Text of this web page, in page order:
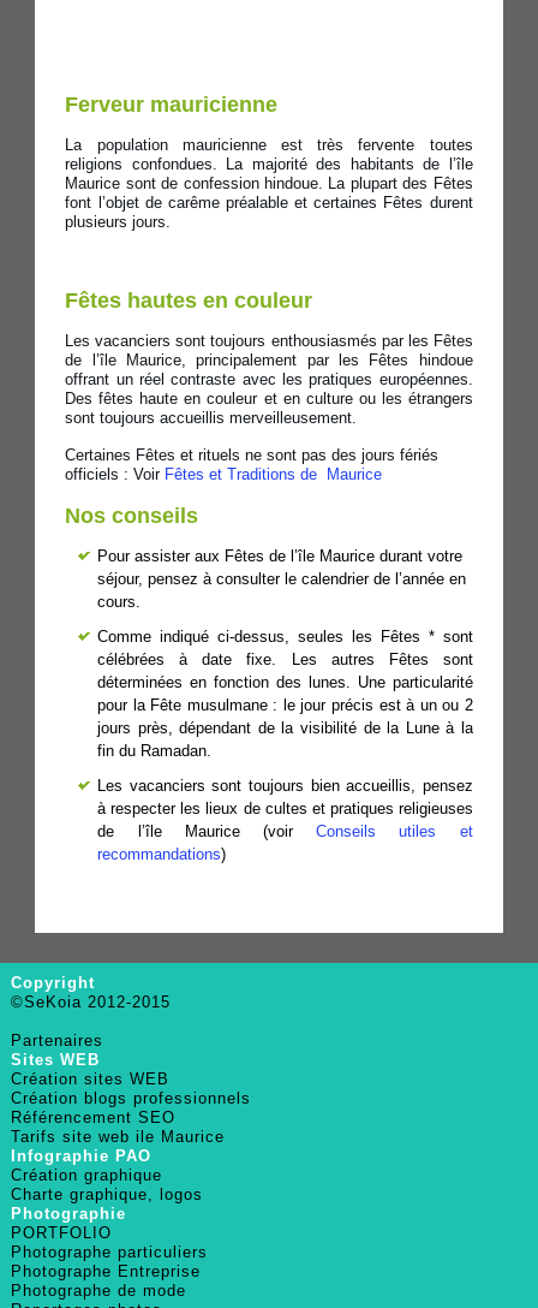
Ferveur mauricienne
La population mauricienne est très fervente toutes
religions confondues. La majorité des habitants de l’île
Maurice sont de confession hindoue. La plupart des Fêtes
font l’objet de carême préalable et certaines Fêtes durent
plusieurs jours.
Fêtes hautes en couleur
Les vacanciers sont toujours enthousiasmés par les Fêtes
de l’île Maurice, principalement par les Fêtes hindoue
offrant un réel contraste avec les pratiques européennes.
Des fêtes haute en couleur et en culture ou les étrangers
sont toujours accueillis merveilleusement.
Certaines Fêtes et rituels ne sont pas des jours fériés
officiels : Voir Fêtes et Traditions de Maurice
Nos conseils
Pour assister aux Fêtes de l’île Maurice durant votre
séjour, pensez à consulter le calendrier de l’année en
cours.
Comme indiqué ci-dessus, seules les Fêtes * sont
célébrées à date fixe. Les autres Fêtes sont
déterminées en fonction des lunes. Une particularité
pour la Fête musulmane : le jour précis est à un ou 2
jours près, dépendant de la visibilité de la Lune à la
fin du Ramadan.
Les vacanciers sont toujours bien accueillis, pensez
à respecter les lieux de cultes et pratiques religieuses
de l’île Maurice (voirConseils utiles et
recommandations)
Copyright
©SeKoia 2012-2015
Partenaires
Sites WEB
Création sites WEB
Création blogs professionnels
Référencement SEO
Tarifs site web ile Maurice
Infographie PAO
Création graphique
Charte graphique, logos
Photographie
PORTFOLIO
Photographe particuliers
Photographe Entreprise
Photographe de mode